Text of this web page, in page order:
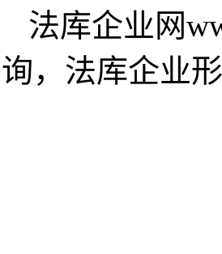
法库企业网
询，法库企业